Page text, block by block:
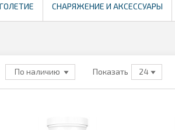
СНАРЯЖЕНИЕ И АКСЕССУАРЫ
По наличию Показать 24